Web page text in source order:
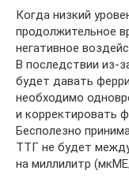
Когда низкий
продолжительное
негативное
В последствии из-
будет давать
необходимо
и корректировать
Бесполезно
ТТГ не будет
на миллилитр